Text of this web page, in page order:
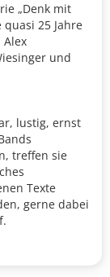
„Denk mit
25 Jahre
und
lustig, ernst
treffen sie
Texte
gerne dabei